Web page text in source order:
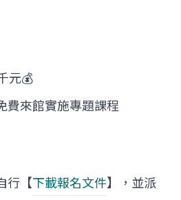
元💰
費來館實施專題課程
行【下載報名文件】，並派